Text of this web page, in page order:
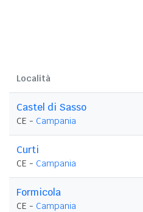
Località
Castel di Sasso
CE - Campania
Curti
CE - Campania
Formicola
CE - Campania